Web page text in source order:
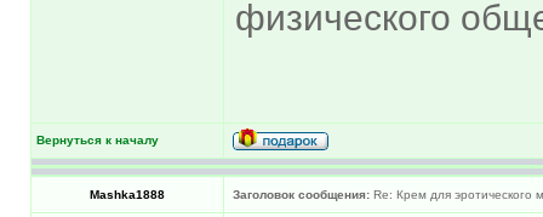
физического
Вернуться к началу
Mashka1888 Заголовок сообщения: Re: Крем для эротического